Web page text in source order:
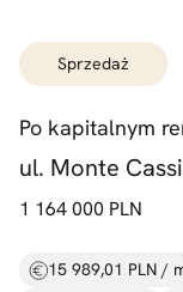
sprzedaż
Po kapitalnym
ul. Monte
1 164 000 PLN
15 989,01 PLN /